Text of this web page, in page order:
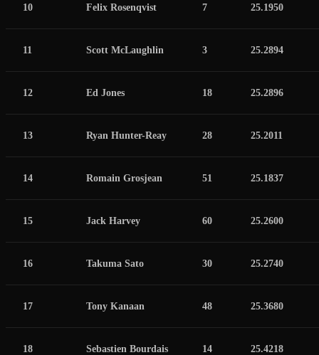
10 Felix Rosenqvist 7 25.1950
11 Scott McLaughlin 3 25.2894
12 Ed Jones 18 25.2896
13 Ryan Hunter-Reay 28 25.2011
14 Romain Grosjean 51 25.1837
15 Jack Harvey 60 25.2600
16 Takuma Sato 30 25.2740
17 Tony Kanaan 48 25.3680
18 Sebastien Bourdais 14 25.4218